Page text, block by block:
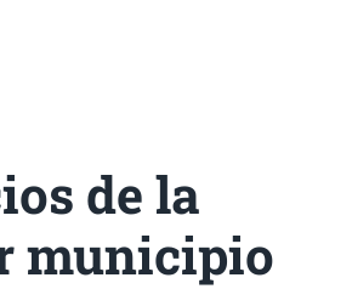
de la
municipio